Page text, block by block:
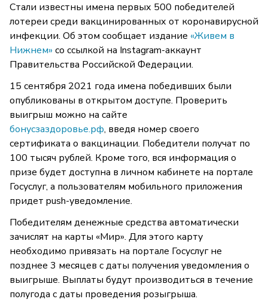
Стали известны имена первых 500 победителей
лотереи среди вакцинированных от коронавирусной
инфекции. Об этом сообщает издание «Живем в
Нижнем» со ссылкой на Instagram-аккаунт
Правительства Российской Федерации.
15 сентября 2021 года имена победивших были
опубликованы в открытом доступе. Проверить
выигрыш можно на сайте
бонусзаздоровье.рф, введя номер своего
сертификата о вакцинации. Победители получат по
100 тысяч рублей. Кроме того, вся информация о
призе будет доступна в личном кабинете на портале
Госуслуг, а пользователям мобильного приложения
придет push-уведомление.
Победителям денежные средства автоматически
зачислят на карты «Мир». Для этого карту
необходимо привязать на портале Госуслуг не
позднее 3 месяцев с даты получения уведомления о
выигрыше. Выплаты будут производиться в течение
полугода с даты проведения розыгрыша.